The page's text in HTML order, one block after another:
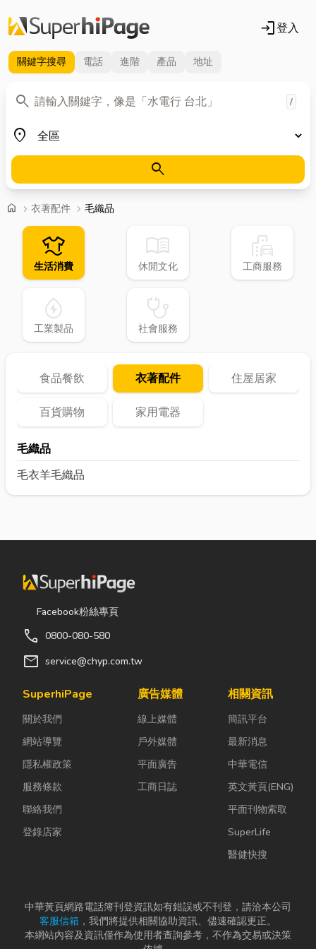
login登入
關鍵字搜尋 電話 進階 產品 地址
search
關鍵字 /
place
地區
search
home 首頁
chevron_right 衣著配件 chevron_right 毛織品
laundry
生活消費
menu_book
休閒文化
emoji_transportation
工商服務
water_ec
工業製品
stethoscope
社會服務
食品餐飲 衣著配件 住屋居家
百貨購物 家用電器
毛織品
毛衣羊毛織品
Facebook粉絲專頁
call 0800-080-580
mail service@chyp.com.tw
SuperhiPage
關於我們
網站導覽
隱私權政策
服務條款
聯絡我們
登錄店家
廣告媒體
線上媒體
戶外媒體
平面廣告
工商日誌
相關資訊
簡訊平台
最新消息
中華電信
英文黃頁(ENG)
平面刊物索取
SuperLife
醫健快搜
中華黃頁網路電話簿刊登資訊如有錯誤或不刊登，請洽本公司
客服信箱 ，我們將提供相關協助資訊、儘速確認更正。
本網站內容及資訊僅作為使用者查詢參考，不作為交易或決策